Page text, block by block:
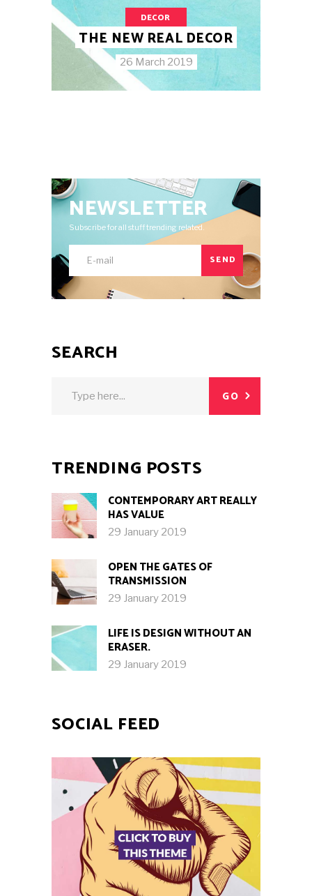
DECOR
THE NEW REAL DECOR
26 March 2019
NEWSLETTER
Subscribe for all stuff trending related.
SEND
SEARCH
GO
TRENDING POSTS
CONTEMPORARY ART REALLY
HAS VALUE
29 January 2019
OPEN THE GATES OF
TRANSMISSION
29 January 2019
LIFE IS DESIGN WITHOUT AN
ERASER.
29 January 2019
SOCIAL FEED